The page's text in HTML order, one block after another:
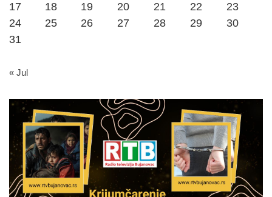
17
18 19 20 21 22
23
24
25 26 27 28 29
30
31
« Jul